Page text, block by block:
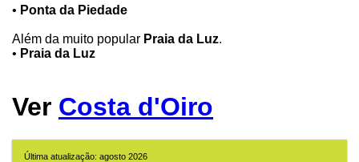
• Ponta da Piedade
Além da muito popular Praia da Luz.
• Praia da Luz
Ver Costa d'Oiro
Última atualização: agosto 2026